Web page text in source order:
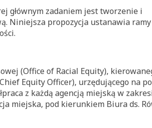
głównym zadaniem jest tworzenie i
Niniejsza propozycja ustanawia ramy
(Office of Racial Equity),
Equity Officer), urzędującego na
z każdą agencją miejską w
miejska, pod kierunkiem Biura ds.